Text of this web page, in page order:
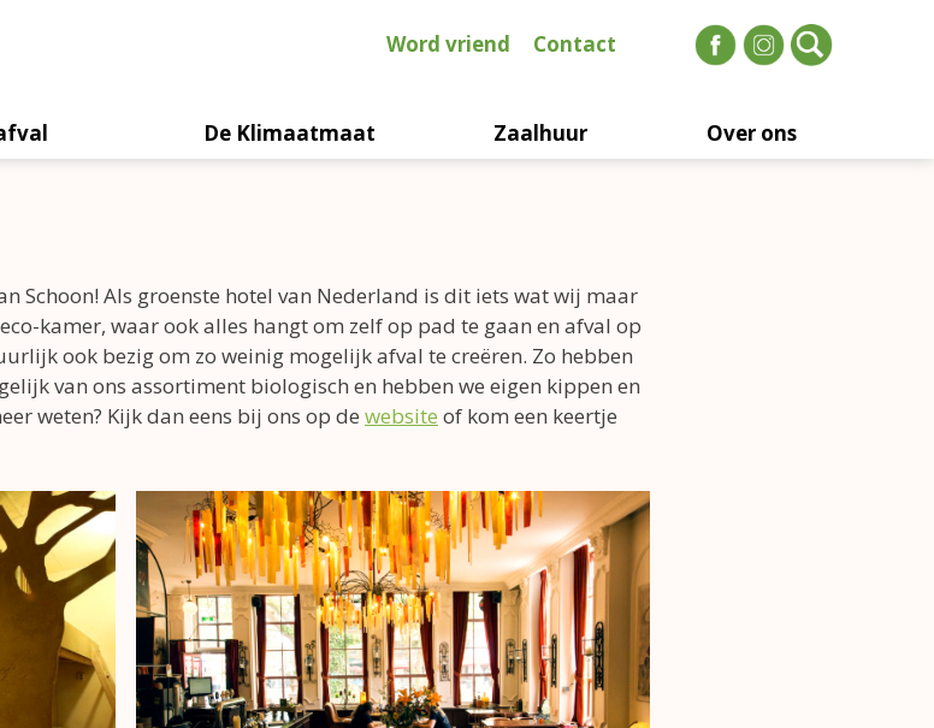
Word vriend Contact
De Klimaatmaat Zaalhuur Over ons
Schoon! Als groenste hotel van Nederland is dit iets wat wij maar
kamer, waar ook alles hangt om zelf op pad te gaan en afval op
ook bezig om zo weinig mogelijk afval te creëren. Zo hebben
van ons assortiment biologisch en hebben we eigen kippen en
weten? Kijk dan eens bij ons op de website of kom een keertje